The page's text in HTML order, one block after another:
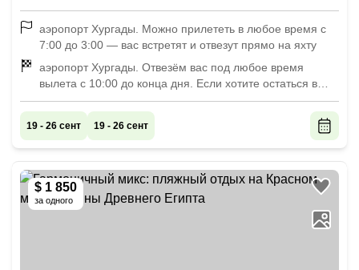
аэропорт Хургады. Можно прилететь в любое время с
7:00 до 3:00 — вас встретят и отвезут прямо на яхту
аэропорт Хургады. Отвезём вас под любое время
вылета с 10:00 до конца дня. Если хотите остаться в
Хургаде, можем доставить вас в отель
19 - 26 сент 19 - 26 сент
$ 1 850
за одного